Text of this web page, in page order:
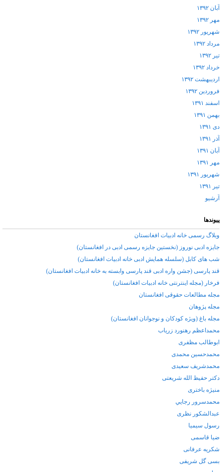
آبان ۱۳۹۲
مهر ۱۳۹۲
شهریور ۱۳۹۲
مرداد ۱۳۹۲
تیر ۱۳۹۲
خرداد ۱۳۹۲
اردیبهشت ۱۳۹۲
فروردین ۱۳۹۲
اسفند ۱۳۹۱
بهمن ۱۳۹۱
دی ۱۳۹۱
آذر ۱۳۹۱
آبان ۱۳۹۱
مهر ۱۳۹۱
شهریور ۱۳۹۱
تیر ۱۳۹۱
آرشيو
پیوندها
وبلاگ رسمی خانه ادبیات افغانستان
جایزه ادبی نوروز (نخستین جایزه رسمی ادبی در افغانستان)
شب های کابل (سلسله همایش ادبی خانه ادبیات افغانستان)
قند پارسی (جشن واره ادبی قند پارسی وابسته به خانه ادبیات افغانستان)
فرخار (مجله اینترنتی خانه ادبیات افغانستان)
مجله مطالعات حقوقی افغانستان
مجله پژوهان
مجله باغ (ویژه کودکان و نوجوانان افغانستان)
محمداعظم رهنورد زرياب
ابوطالب مظفری
محمدحسین محمدی
محمدشریف سعیدی
دکتر حفیظ الله شریعتی
منیژه باختری
محمدسرور رجايي
عبدالشکور نظری
رسول سیمیا
ضیا قاسمی
شکریه عرفانی
بسی گل شریفی